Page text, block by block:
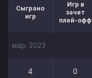
Сыграно
игр
Игр в
зачет
плей-офф
мар. 2023
4 0